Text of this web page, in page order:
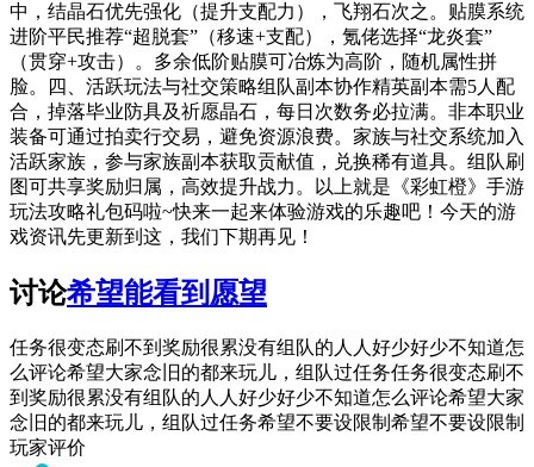
中，结晶石优先强化（提升支配力），飞翔石次之。贴膜系统
进阶平民推荐“超脱套”（移速+支配），氪佬选择“龙炎套”
（贯穿+攻击）。多余低阶贴膜可冶炼为高阶，随机属性拼
脸。四、活跃玩法与社交策略组队副本协作精英副本需5人配
合，掉落毕业防具及祈愿晶石，每日次数务必拉满。非本职业
装备可通过拍卖行交易，避免资源浪费。家族与社交系统加入
活跃家族，参与家族副本获取贡献值，兑换稀有道具。组队刷
图可共享奖励归属，高效提升战力。以上就是《彩虹橙》手游
玩法攻略礼包码啦~快来一起来体验游戏的乐趣吧！今天的游
戏资讯先更新到这，我们下期再见！
讨论希望能看到愿望
任务很变态刷不到奖励很累没有组队的人人好少好少不知道怎
么评论希望大家念旧的都来玩儿，组队过任务任务很变态刷不
到奖励很累没有组队的人人好少好少不知道怎么评论希望大家
念旧的都来玩儿，组队过任务希望不要设限制希望不要设限制
玩家评价